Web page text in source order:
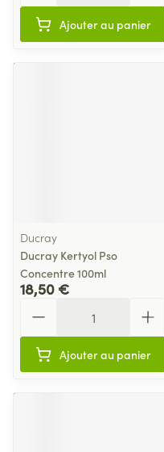
Ajouter au panier
Ducray
Ducray Kertyol Pso
Concentre 100ml
18,50 €
Ajouter au panier